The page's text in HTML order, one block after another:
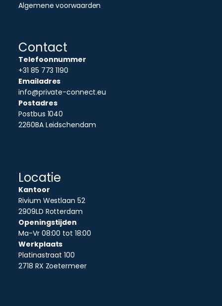
Algemene voorwaarden
Contact
Telefoonnummer
+31 85 773 1190
Emailadres
info@private-connect.eu
Postadres
Postbus 1040
2260BA Leidschendam
Locatie
Kantoor
Rivium Westlaan 52
2909LD Rotterdam
Openingstijden
Ma-Vr 08:00 tot 18:00
Werkplaats
Platinastraat 100
2718 RX Zoetermeer